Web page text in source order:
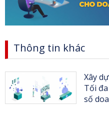
Thông tin khác
Xây
Tối
số